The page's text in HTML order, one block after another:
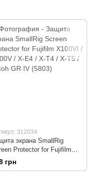
312034
экрана SmallRig
Protector for Fujifilm
/ X100V / X-E4 / X-T4 /
/ Ricoh GR IV (5803)
грн